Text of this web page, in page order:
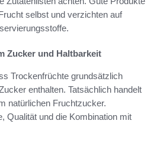
selbst und verzichten auf
Zucker und Haltbarkeit
Trockenfrüchte grundsätzlich
enthalten. Tatsächlich handelt
natürlichen Fruchtzucker.
Qualität und die Kombination mit